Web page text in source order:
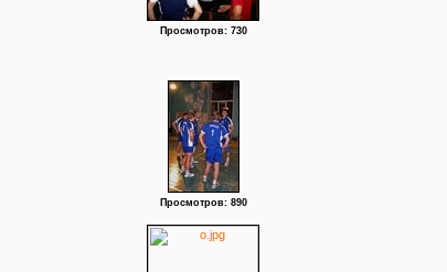
Просмотров: 730
Просмотров: 890